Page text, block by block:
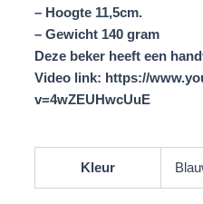
– Hoogte 11,5cm.
– Gewicht 140 gram
Deze beker heeft een
Video link: https://
v=4wZEUHwcUuE
Kleur